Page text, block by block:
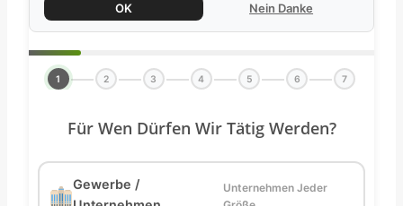
OK Nein Danke
1 2 3 4 5 6 7
Für Wen Dürfen Wir Tätig Werden?
Gewerbe /
Unternehmen Jeder